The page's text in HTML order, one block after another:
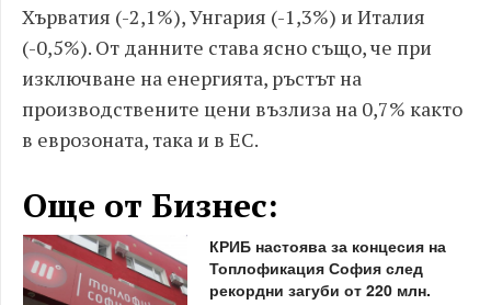
Хърватия (-2,1%), Унгария (-1,3%) и Италия
(-0,5%). От данните става ясно също, че при
изключване на енергията, ръстът на
производствените цени възлиза на 0,7% както
в еврозоната, така и в ЕС.
Още от Бизнес:
КРИБ настоява за концесия на
Топлофикация София след
рекордни загуби от 220 млн.